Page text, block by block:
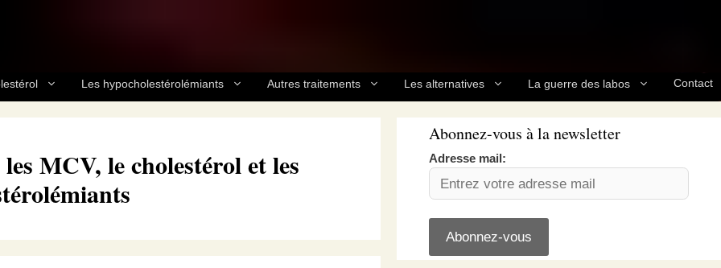
Les hypocholestérolémiants Autres traitements Les alternatives La guerre des labos Contact
MCV, le cholestérol et les
Abonnez-vous à la newsletter
Adresse mail: